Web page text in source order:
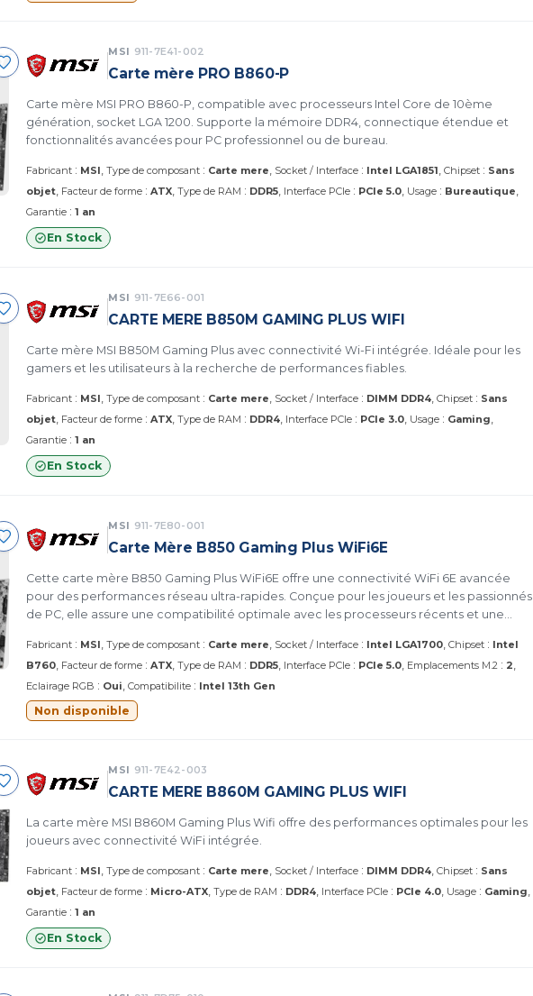
MSI 911-7E41-002
Carte mère PRO B860-P
Carte mère MSI PRO B860-P, compatible avec processeurs Intel Core de 10ème
génération, socket LGA 1200. Supporte la mémoire DDR4, connectique étendue et
fonctionnalités avancées pour PC professionnel ou de bureau.
Fabricant : MSI Type de composant : Carte mere Socket / Interface : Intel LGA1851 Chipset : Sans
objet Facteur de forme : ATX Type de RAM : DDR5 Interface PCIe : PCIe 5.0 Usage : Bureautique
Garantie : 1 an
En Stock
MSI 911-7E66-001
CARTE MERE B850M GAMING PLUS WIFI
Carte mère MSI B850M Gaming Plus avec connectivité Wi-Fi intégrée. Idéale pour les
gamers et les utilisateurs à la recherche de performances fiables.
Fabricant : MSI Type de composant : Carte mere Socket / Interface : DIMM DDR4 Chipset : Sans
objet Facteur de forme : ATX Type de RAM : DDR4 Interface PCIe : PCIe 3.0 Usage : Gaming
Garantie : 1 an
En Stock
MSI 911-7E80-001
Carte Mère B850 Gaming Plus WiFi6E
Cette carte mère B850 Gaming Plus WiFi6E offre une connectivité WiFi 6E avancée
pour des performances réseau ultra-rapides. Conçue pour les joueurs et les passionnés
de PC, elle assure une compatibilité optimale avec les processeurs récents et une
Fabricant : MSI Type de composant : Carte mere Socket / Interface : Intel LGA1700 Chipset : Intel
B760 Facteur de forme : ATX Type de RAM : DDR5 Interface PCIe : PCIe 5.0 Emplacements M.2 : 2
Eclairage RGB : Oui Compatibilite : Intel 13th Gen
Non disponible
MSI 911-7E42-003
CARTE MERE B860M GAMING PLUS WIFI
La carte mère MSI B860M Gaming Plus Wifi offre des performances optimales pour les
joueurs avec connectivité WiFi intégrée.
Fabricant : MSI Type de composant : Carte mere Socket / Interface : DIMM DDR4 Chipset : Sans
objet Facteur de forme : Micro-ATX Type de RAM : DDR4 Interface PCIe : PCIe 4.0 Usage : Gaming
Garantie : 1 an
En Stock